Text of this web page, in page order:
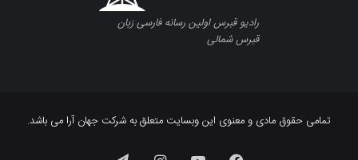
رادیو قبرس اولین رسانه فارسی زبان
قبرس شمالی
تمامی حقوق مادی و معنوی این وبسایت متعلق به شرکت جهان آرا می باشد.